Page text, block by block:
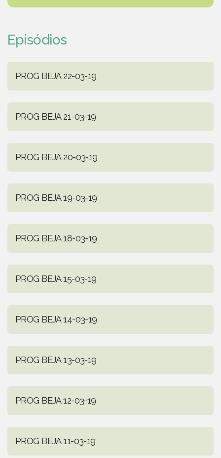
Episódios
PROG BEJA 22-03-19
PROG BEJA 21-03-19
PROG BEJA 20-03-19
PROG BEJA 19-03-19
PROG BEJA 18-03-19
PROG BEJA 15-03-19
PROG BEJA 14-03-19
PROG BEJA 13-03-19
PROG BEJA 12-03-19
PROG BEJA 11-03-19